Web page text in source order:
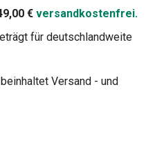
€ versandkostenfrei.
für deutschlandweite
Versand - und